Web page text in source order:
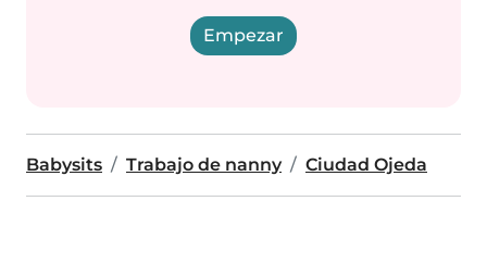
Empezar
Babysits Trabajo de nanny Ciudad Ojeda